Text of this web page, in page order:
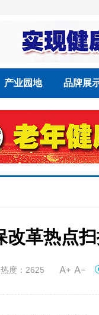
产业园地 品牌展
改革热点
度：2625